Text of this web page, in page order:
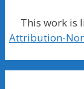
This work is
Attribution-